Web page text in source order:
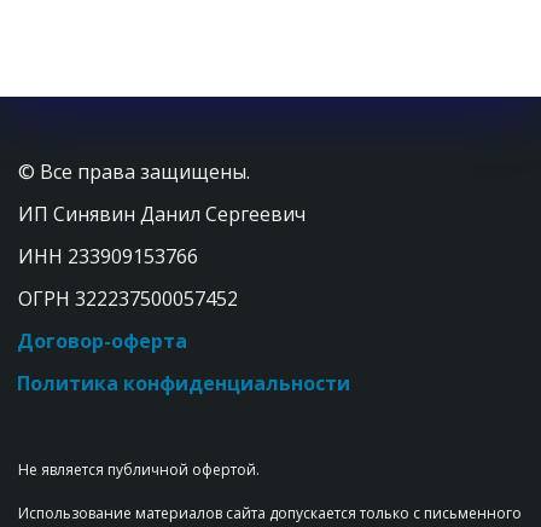
© Все права защищены.
ИП Синявин Данил Сергеевич
ИНН 233909153766
ОГРН 322237500057452
Договор-оферта
Политика конфиденциальности
Не является публичной офертой.
Использование материалов сайта допускается только с письменного